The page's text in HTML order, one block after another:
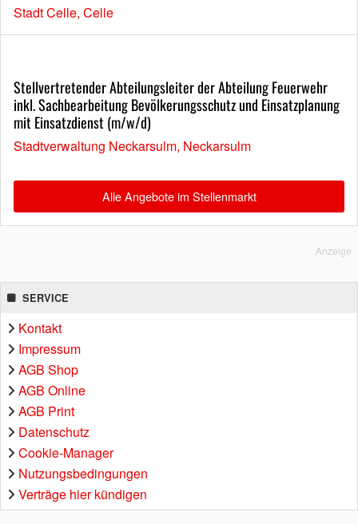
Stadt Celle, Celle
Stellvertretender Abteilungsleiter der Abteilung Feuerwehr
inkl. Sachbearbeitung Bevölkerungsschutz und Einsatzplanung
mit Einsatzdienst (m/w/d)
Stadtverwaltung Neckarsulm, Neckarsulm
Alle Angebote im Stellenmarkt
Anzeige
SERVICE
Kontakt
Impressum
AGB Shop
AGB Online
AGB Print
Datenschutz
Cookie-Manager
Nutzungsbedingungen
Verträge hier kündigen